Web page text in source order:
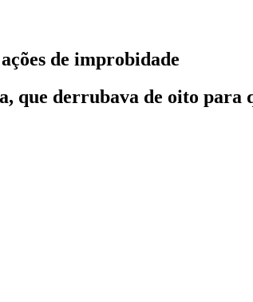
de improbidade
derrubava de oito para